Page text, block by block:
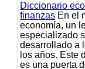
Diccionario
finanzas En el
economía, un
especializado
desarrollado a
los años. Este
es una puerta